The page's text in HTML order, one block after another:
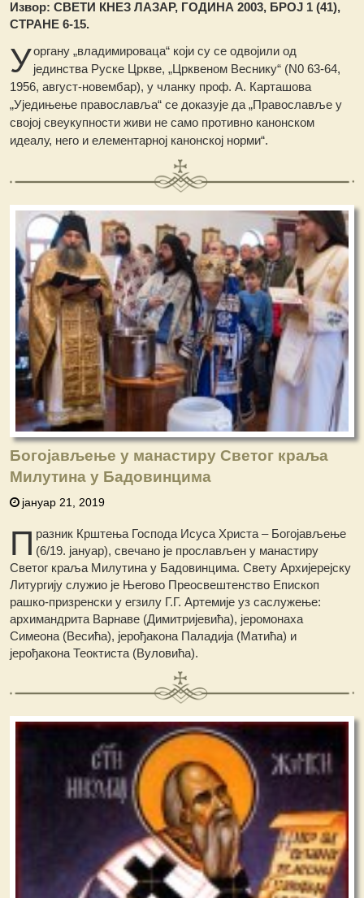
Извор: СВЕТИ КНЕЗ ЛАЗАР, ГОДИНА 2003, БРОЈ 1 (41),
СТРАНЕ 6-15.
Уоргану „владимироваца“ који су се одвојили од
јединства Руске Цркве, „Црквеном Веснику“ (N0 63-64,
1956, август-новембар), у чланку проф. А. Карташова
„Уједињење православља“ се доказује да „Православље у
својој свеукупности живи не само противно канонском
идеалу, него и елементарној канонској норми“.
Богојављење у манастиру Светог краља
Милутина у Бадовинцима
јануар 21, 2019
П разник Крштења Господа Исуса Христа – Богојављење
(6/19. јануар), свечано је прослављен у манастиру
Светог краља Милутина у Бадовинцима. Свету Архијерејску
Литургију служио је Његово Преосвештенство Епископ
рашко-призренски у егзилу Г.Г. Артемије уз саслужење:
архимандрита Варнаве (Димитријевића), јеромонаха
Симеона (Весића), јерођакона Паладија (Матића) и
јерођакона Теоктиста (Вуловића).